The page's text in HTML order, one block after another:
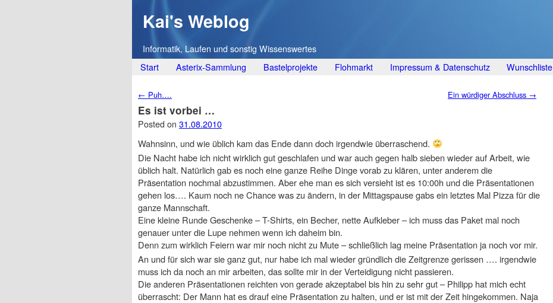
Kai's Weblog
Informatik, Laufen und sonstig Wissenswertes
Main menu
Skip
content
Start Asterix-Sammlung Bastelprojekte Flohmarkt Impressum & Datenschutz Wunschliste
Post navigation
← Puh…. Ein würdiger Abschluss →
Es ist vorbei …
Posted on 31.08.2010
Wahnsinn, und wie üblich kam das Ende dann doch irgendwie überraschend.
Die Nacht habe ich nicht wirklich gut geschlafen und war auch gegen halb sieben wieder auf Arbeit, wie
üblich halt. Natürlich gab es noch eine ganze Reihe Dinge vorab zu klären, unter anderem die
Präsentation nochmal abzustimmen. Aber ehe man es sich versieht ist es 10:00h und die Präsentationen
gehen los…. Kaum noch ne Chance was zu ändern, in der Mittagspause gabs ein letztes Mal Pizza für die
ganze Mannschaft.
Eine kleine Runde Geschenke – T-Shirts, ein Becher, nette Aufkleber – ich muss das Paket mal noch
genauer unter die Lupe nehmen wenn ich daheim bin.
Denn zum wirklich Feiern war mir noch nicht zu Mute – schließlich lag meine Präsentation ja noch vor mir.
An und für sich war sie ganz gut, nur habe ich mal wieder gründlich die Zeitgrenze gerissen …. irgendwie
muss ich da noch an mir arbeiten, das sollte mir in der Verteidigung nicht passieren.
Die anderen Präsentationen reichten von gerade akzeptabel bis hin zu sehr gut – Philipp hat mich echt
überrascht: Der Mann hat es drauf eine Präsentation zu halten, und er ist mit der Zeit hingekommen. Naja